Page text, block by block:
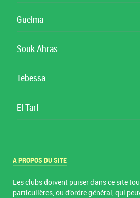
Guelma
Souk Ahras
Tebessa
El Tarf
A PROPOS DU SITE
Les clubs doivent puiser dans ce site
particulières, ou d’ordre général, qui